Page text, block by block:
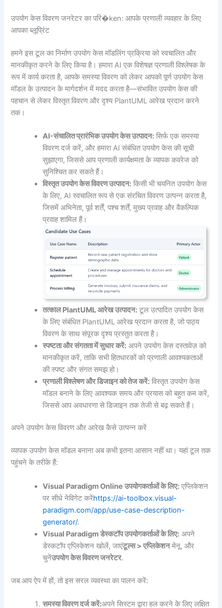
उपयोग केस विवरण जनरेटर का परि�ken: आपके प्रणाली व्यवहार के लिए
आपका ब्लूप्रिंट
हमने इस टूल का निर्माण उपयोग केस मॉडलिंग प्रक्रिया को स्वचालित और
मानकीकृत करने के लिए किया है। हमारा AI एक विशेषज्ञ प्रणाली विश्लेषक के
रूप में कार्य करता है, आपके समस्या विवरण को लेकर आपको पूर्ण उपयोग केस
मॉडल के उत्पादन के मार्गदर्शन में मदद करता है—संभावित उपयोग केस की
पहचान से लेकर विस्तृत विवरण और दृश्य PlantUML आरेख प्रदान करने
तक।
AI-संचालित प्रारंभिक उपयोग केस उत्पादन: सिर्फ एक समस्या
विवरण दर्ज करें, और हमारा AI संबंधित उपयोग केस की सूची
सुझाएगा, जिससे आप प्रणाली कार्यक्षमता के व्यापक कवरेज को
सुनिश्चित कर सकते हैं।
विस्तृत उपयोग केस विवरण उत्पादन: किसी भी चयनित उपयोग केस
के लिए, AI स्वचालित रूप से एक संरचित विवरण उत्पन्न करता है,
जिसमें अभिनेता, पूर्व शर्तें, पश्च शर्तें, मुख्य प्रवाह और वैकल्पिक
प्रवाह शामिल हैं।
तत्काल PlantUML आरेख उत्पादन: टूल उत्पादित उपयोग केस
के लिए संबंधित PlantUML आरेख प्रदान करता है, जो पाठ्य
विवरण के साथ संपूरक दृश्य प्रस्तुत करता है।
स्पष्टता और संगतता में सुधार करें: अपने उपयोग केस दस्तावेज़ को
मानकीकृत करें, ताकि सभी हितधारकों को प्रणाली आवश्यकताओं
की स्पष्ट और संगत समझ हो।
प्रणाली विश्लेषण और डिजाइन को तेज करें: विस्तृत उपयोग केस
मॉडल बनाने के लिए आवश्यक समय और प्रयास को बहुत कम करें,
जिससे आप अवधारणा से डिजाइन तक तेजी से बढ़ सकते हैं।
अपने उपयोग केस विवरण और आरेख कैसे उत्पन्न करें
व्यापक उपयोग केस मॉडल बनाना अब कभी इतना आसान नहीं था। यहां टूल तक
पहुंचने के तरीके हैं:
Visual Paradigm Online उपयोगकर्ताओं के लिए: एप्लिकेशन
पर सीधे नेविगेट करेंhttps://ai-toolbox.visual-
paradigm.com/app/use-case-description-
generator/.
Visual Paradigm डेस्कटॉप उपयोगकर्ताओं के लिए: अपने
डेस्कटॉप एप्लिकेशन खोलें, जाएंटूल्स > एप्लिकेशनमेनू, और
चुनेंउपयोग केस विवरण जनरेटर.
जब आप ऐप में हों, तो इस सरल व्यवस्था का पालन करें:
समस्या विवरण दर्ज करें:अपने सिस्टम द्वारा हल करने के लिए लक्षित